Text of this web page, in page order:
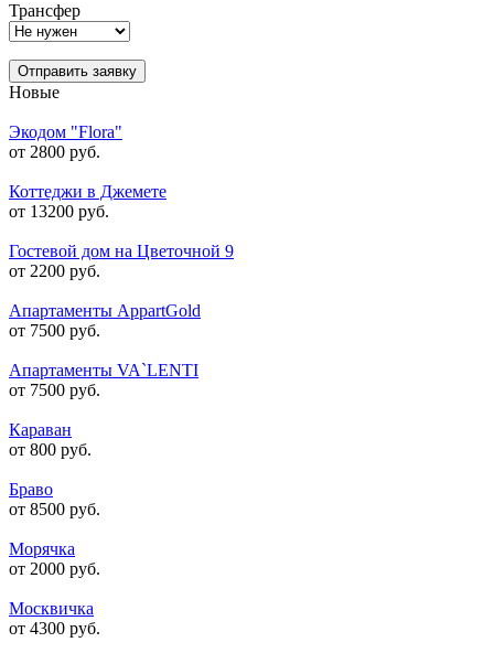
Трансфер
Отправить заявку
Новые
Экодом "Flora"
от 2800 руб.
Коттеджи в Джемете
от 13200 руб.
Гостевой дом на Цветочной 9
от 2200 руб.
Апартаменты AppartGold
от 7500 руб.
Апартаменты VA`LENTI
от 7500 руб.
Караван
от 800 руб.
Браво
от 8500 руб.
Морячка
от 2000 руб.
Москвичка
от 4300 руб.